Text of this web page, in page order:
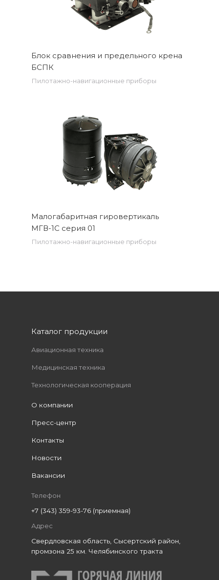
Блок сравнения и предельного крена
БСПК
Пилотажно-навигационные приборы
Малогабаритная гировертикаль
МГВ-1С серия 01
Пилотажно-навигационные приборы
Каталог продукции
Авиационная техника
Медицинская техника
Технологическая кооперация
О компании
Пресс-центр
Контакты
Новости
Вакансии
Телефон
+7 (343) 359-93-76 (приемная)
Адрес
Свердловская область, Сысертский район,
промзона 25 км. Челябинского тракта